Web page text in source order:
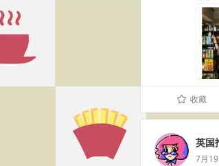
û 收藏
英国
7月